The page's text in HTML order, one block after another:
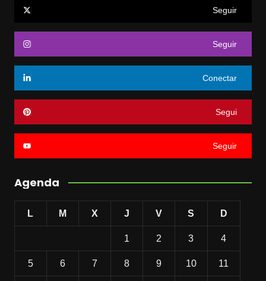
Seguir
Seguir
Conectar
Segui
Seguir
Agenda
L M X J V S D
1 2 3 4
5 6 7 8 9 10 11